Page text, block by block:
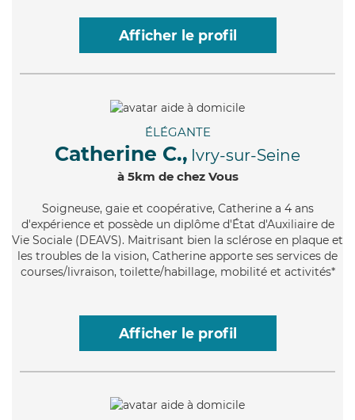
Afficher le profil
ÉLÉGANTE
Catherine C., Ivry-sur-Seine
à 5km de chez Vous
Soigneuse, gaie et coopérative, Catherine a 4 ans
d'expérience et possède un diplôme d'État d'Auxiliaire de
Vie Sociale (DEAVS). Maitrisant bien la sclérose en plaque et
les troubles de la vision, Catherine apporte ses services de
courses/livraison, toilette/habillage, mobilité et activités*
Afficher le profil